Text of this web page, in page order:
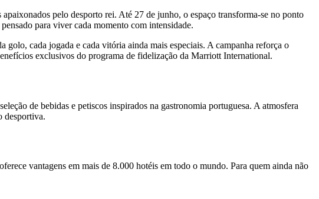
pelo desporto rei. Até 27 de junho, o espaço transforma‑se no ponto
para viver cada momento com intensidade.
golo, cada jogada e cada vitória ainda mais especiais. A campanha reforça o
exclusivos do programa de fidelização da Marriott International.
de bebidas e petiscos inspirados na gastronomia portuguesa. A atmosfera
desportiva.
vantagens em mais de 8.000 hotéis em todo o mundo. Para quem ainda não